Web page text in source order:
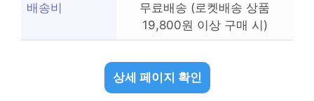
배송비
무료배송 (로켓배송 상품
19,800원 이상 구매 시)
상세 페이지 확인